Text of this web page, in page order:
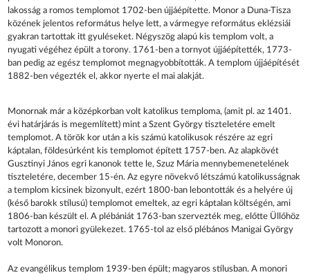
lakosság a romos templomot 1702-ben újjáépítette. Monor a Duna-Tisza
közének jelentos református helye lett, a vármegye református eklézsiái
gyakran tartottak itt gyuléseket. Négyszög alapú kis templom volt, a
nyugati végéhez épült a torony. 1761-ben a tornyot újjáépítették, 1773-
ban pedig az egész templomot megnagyobbították. A templom újjáépítését
1882-ben végezték el, akkor nyerte el mai alakját.
Monornak már a középkorban volt katolikus temploma, (amit pl. az 1401.
évi határjárás is megemlített) mint a Szent György tiszteletére emelt
templomot. A török kor után a kis számú katolikusok részére az egri
káptalan, földesúrként kis templomot épített 1757-ben. Az alapkövét
Gusztinyi János egri kanonok tette le, Szuz Mária mennybemenetelének
tiszteletére, december 15-én. Az egyre növekvő létszámú katolikusságnak
a templom kicsinek bizonyult, ezért 1800-ban lebontották és a helyére új
(késő barokk stílusú) templomot emeltek, az egri káptalan költségén, ami
1806-ban készült el. A plébániát 1763-ban szervezték meg, előtte Üllőhöz
tartozott a monori gyülekezet. 1765-tol az első plébános Manigai György
volt Monoron.
Az evangélikus templom 1939-ben épült; magyaros stílusban. A monori